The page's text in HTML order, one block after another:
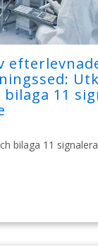
bilaga 11
bilaga 11